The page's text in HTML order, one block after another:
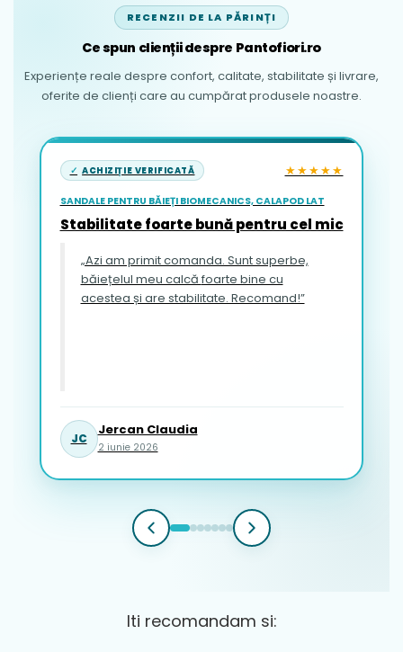
RECENZII DE LA PĂRINȚI
Ce spun clienții despre Pantofiori.ro
Experiențe reale despre confort, calitate, stabilitate și livrare,
oferite de clienți care au cumpărat produsele noastre.
ACHIZIȚIE VERIFICATĂ ★★★★★
SANDALE PENTRU BĂIEȚI BIOMECANICS, CALAPOD LAT
Stabilitate foarte bună pentru cel mic
„Azi am primit comanda. Sunt superbe,
băiețelul meu calcă foarte bine cu
acestea și are stabilitate. Recomand!”
JC
Jercan Claudia
2 iunie 2026
Iti recomandam si: